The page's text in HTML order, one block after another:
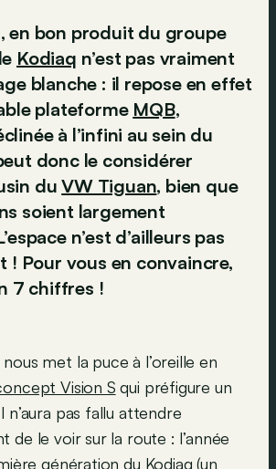
en bon produit du groupe
Kodiaq n’est pas vraiment
blanche : il repose en effet
plateforme MQB,
à l’infini au sein du
donc le considérer
duVW Tiguan, bien que
soient largement
n’est d’ailleurs pas
! Pour vous en convaincre,
7 chiffres !
met la puce à l’oreille en
Vision S qui préfigure un
n’aura pas fallu attendre
de le voir sur la route : l’année
génération du Kodiaq (un